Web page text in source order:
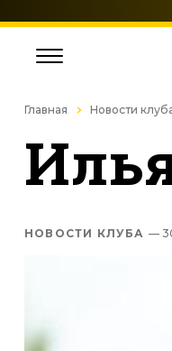
Главная Новости
НОВОСТИ КЛУБА —